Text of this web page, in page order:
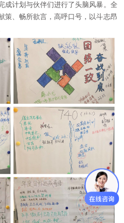
成计划与伙伴们进行了头脑风暴。全
策、畅所欲言，高呼口号，以斗志昂